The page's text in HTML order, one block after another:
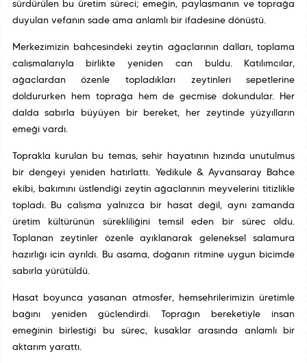
sürdürülen bu üretim süreci; emeğin, paylaşmanın ve toprağa
duyulan vefanın sade ama anlamlı bir ifadesine dönüştü.
Merkezimizin bahçesindeki zeytin ağaçlarının dalları, toplama
çalışmalarıyla birlikte yeniden can buldu. Katılımcılar,
ağaçlardan özenle topladıkları zeytinleri sepetlerine
doldururken hem toprağa hem de geçmişe dokundular. Her
dalda sabırla büyüyen bir bereket, her zeytinde yüzyılların
emeği vardı.
Toprakla kurulan bu temas, şehir hayatının hızında unutulmuş
bir dengeyi yeniden hatırlattı. Yedikule & Ayvansaray Bahçe
ekibi, bakımını üstlendiği zeytin ağaçlarının meyvelerini titizlikle
topladı. Bu çalışma yalnızca bir hasat değil, aynı zamanda
üretim kültürünün sürekliliğini temsil eden bir süreç oldu.
Toplanan zeytinler özenle ayıklanarak geleneksel salamura
hazırlığı için ayrıldı. Bu aşama, doğanın ritmine uygun biçimde
sabırla yürütüldü.
Hasat boyunca yaşanan atmosfer, hemşehrilerimizin üretimle
bağını yeniden güçlendirdi. Toprağın bereketiyle insan
emeğinin birleştiği bu süreç, kuşaklar arasında anlamlı bir
aktarım yarattı.